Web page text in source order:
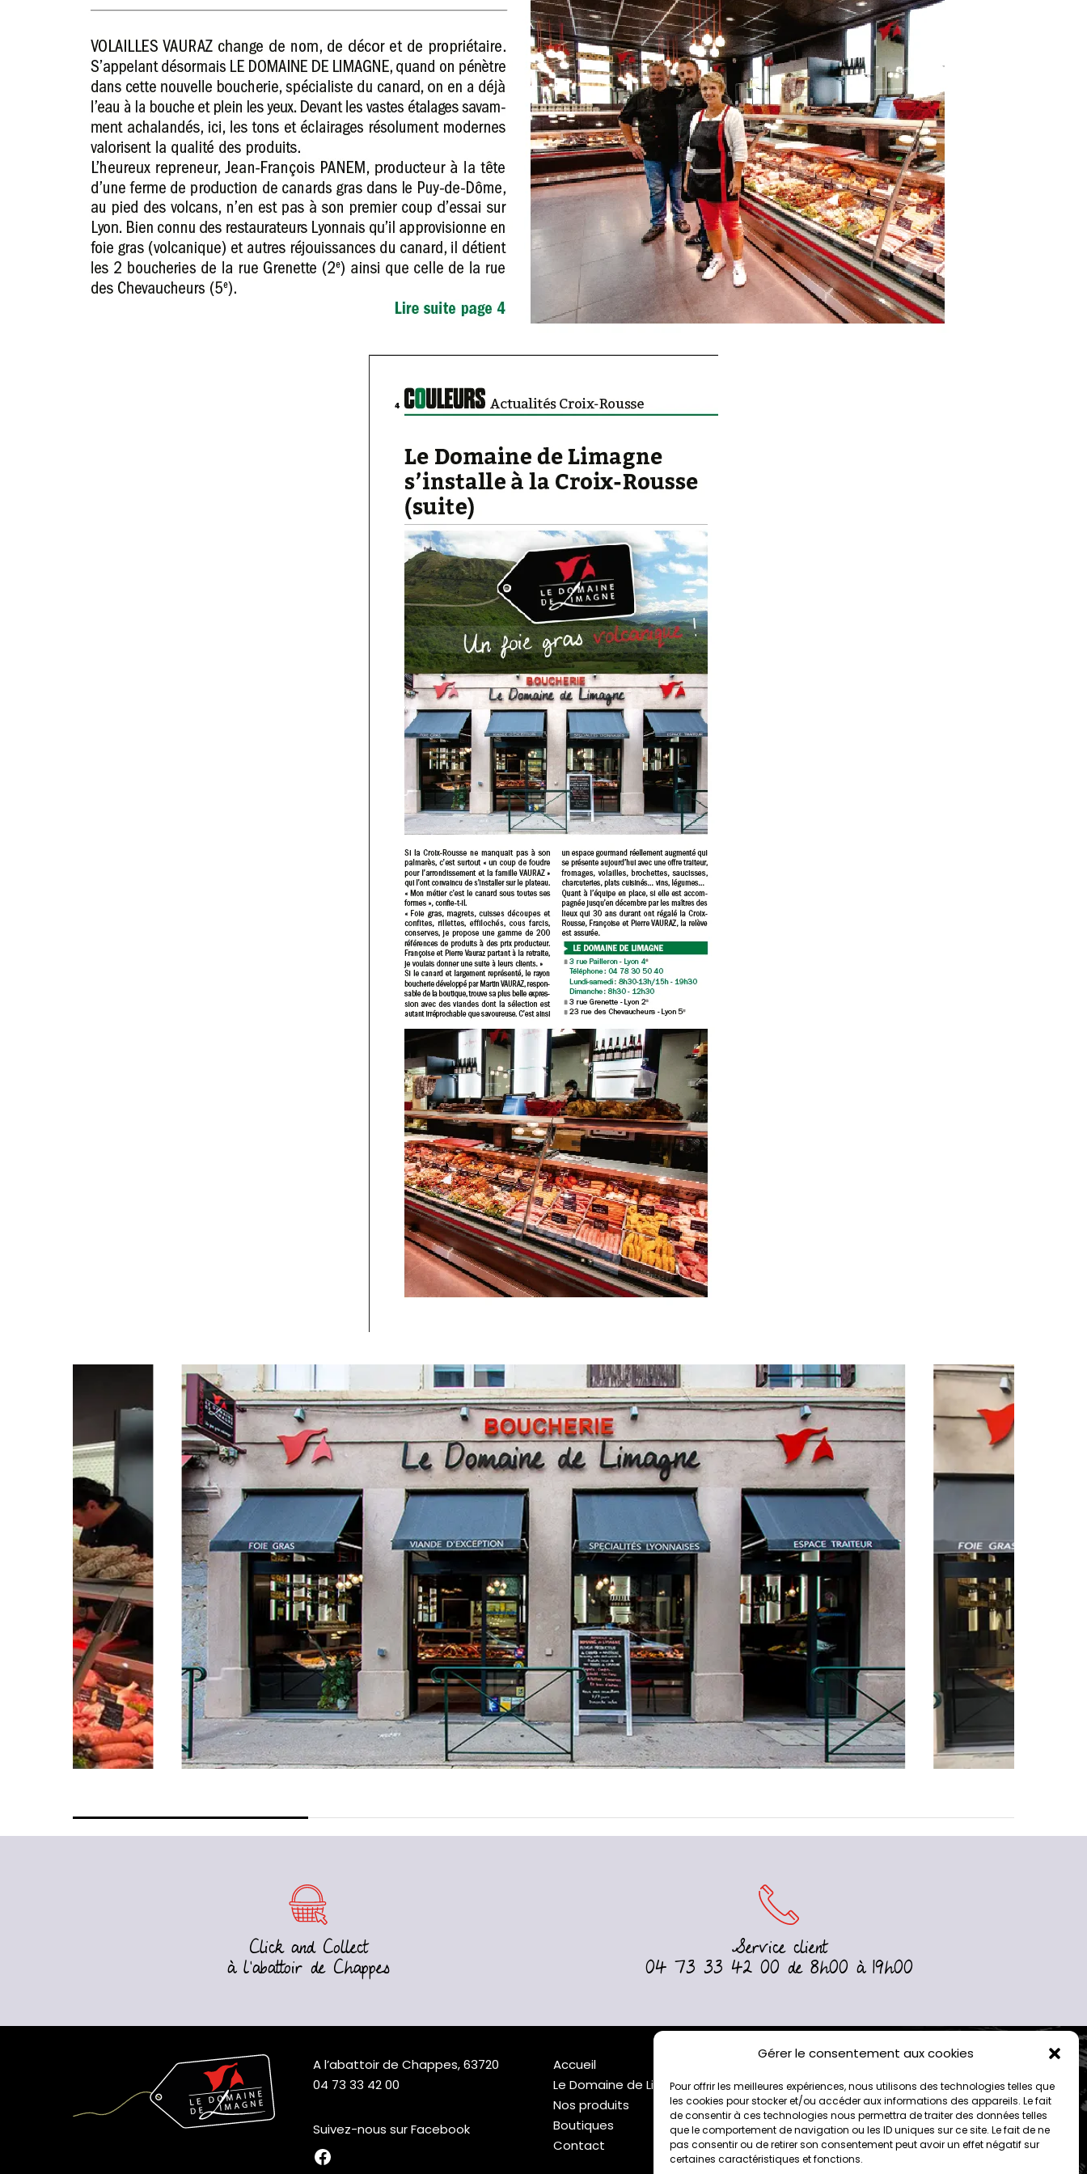
Gérer le consentement aux cookies
Pour offrir les meilleures expériences, nous utilisons des technologies telles que
les cookies pour stocker et/ou accéder aux informations des appareils. Le fait
de consentir à ces technologies nous permettra de traiter des données telles
que le comportement de navigation ou les ID uniques sur ce site. Le fait de ne
pas consentir ou de retirer son consentement peut avoir un effet négatif sur
certaines caractéristiques et fonctions.
Click and Collect
à l’abattoir de Chappes
Service client
04 73 33 42 00 de 8h00 à 19h00
A l’abattoir de Chappes, 63720
04 73 33 42 00
Suivez-nous sur Facebook
Accueil
Le Domaine de Limagne
Nos produits
Boutiques
Contact
4.5